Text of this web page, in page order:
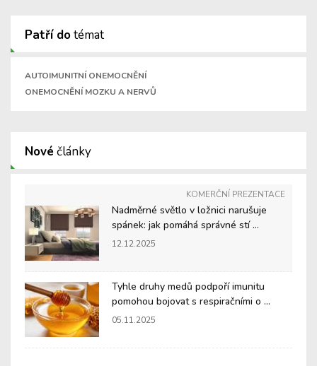
Patří dotémat
AUTOIMUNITNÍ ONEMOCNĚNÍ
ONEMOCNĚNÍ MOZKU A NERVŮ
Nové články
KOMERČNÍ PREZENTACE
Nadměrné světlo v ložnici narušuje
spánek: jak pomáhá správné stí ...
12.12.2025
Tyhle druhy medů podpoří imunitu
pomohou bojovat s respiračními o ...
05.11.2025